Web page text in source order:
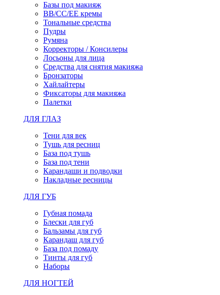
Базы под макияж
BB/CC/EE кремы
Тональные средства
Пудры
Румяна
Корректоры / Консилеры
Лосьоны для лица
Средства для снятия макияжа
Бронзаторы
Хайлайтеры
Фиксаторы для макияжа
Палетки
ДЛЯ ГЛАЗ
Тени для век
Тушь для ресниц
База под тушь
База под тени
Карандаши и подводки
Накладные ресницы
ДЛЯ ГУБ
Губная помада
Блески для губ
Бальзамы для губ
Карандаш для губ
База под помаду
Тинты для губ
Наборы
ДЛЯ НОГТЕЙ